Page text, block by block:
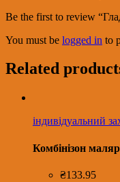
Be the first to review
You must be logged in to
Related
індивідуальний
Комбінізон
₴133.95